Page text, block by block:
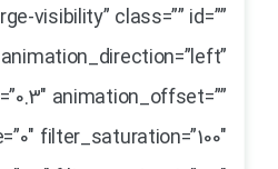
visibility” class=”” id=””
animation_offset=””
filter_saturation=”100″